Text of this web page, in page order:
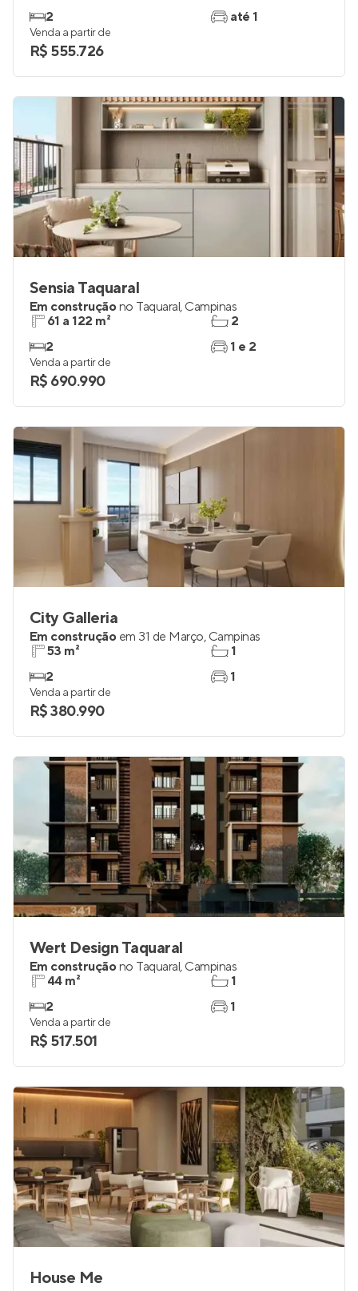
2
até 1
Venda a partir de
R$ 555.726
Sensia Taquaral
Em construçãono Taquaral, Campinas
61 a 122 m²
2
2
1 e 2
Venda a partir de
R$ 690.990
City Galleria
Em construção em 31 de Março, Campinas
53 m²
2
1
1
Venda a partir de
R$ 380.990
Wert Design Taquaral
Em construçãono Taquaral, Campinas
44 m²
2
1
1
Venda a partir de
R$ 517.501
House Me